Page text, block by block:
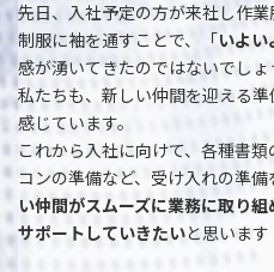
先日、入社予定の方が来社し作
制服に袖を通すことで、「いよい
感が湧いてきたのではないでしょ
私たちも、新しい仲間を迎える
感じています。
これから入社に向けて、各種書
コンの準備など、受け入れの準備
い仲間がスムーズに業務に取り
サポートしていきたいと思います